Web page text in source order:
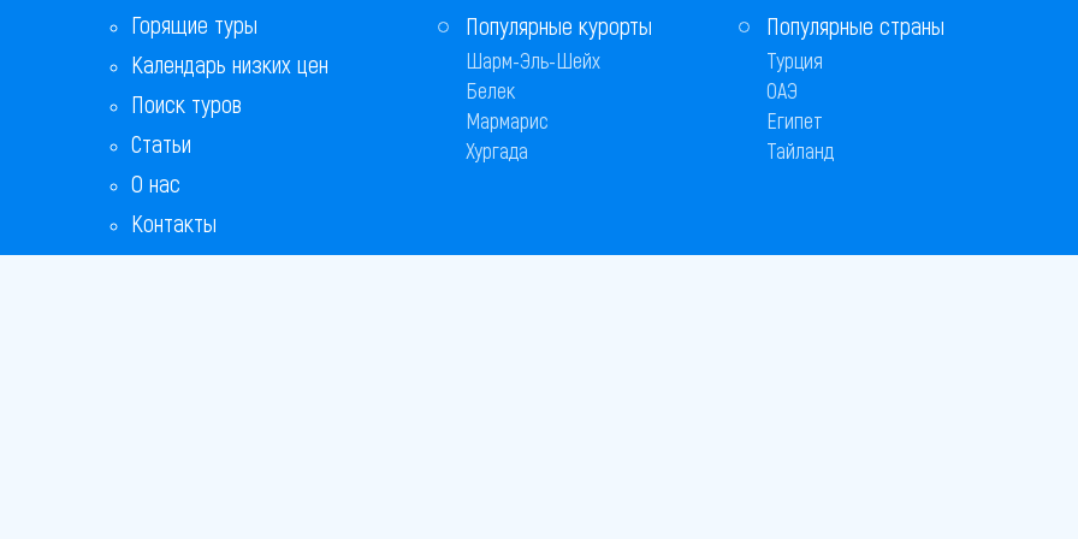
Горящие туры
Календарь низких цен
Поиск туров
Статьи
О нас
Контакты
Бонусная программа
Популярные курорты
Шарм-Эль-Шейх
Белек
Мармарис
Хургада
Популярные страны
Турция
ОАЭ
Египет
Тайланд